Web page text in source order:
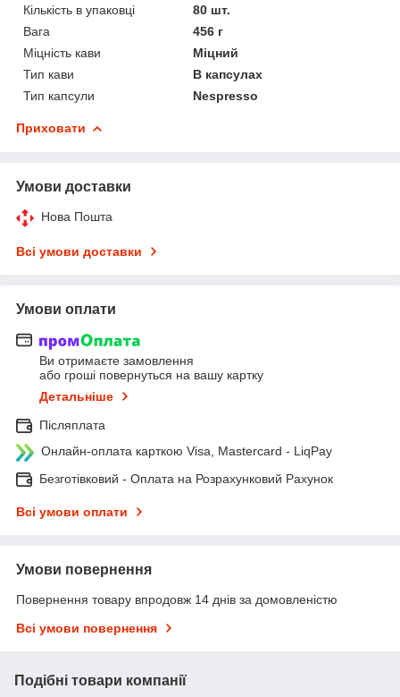
Кількість в упаковці
80 шт.
Вага
456 г
Міцність кави
Міцний
Тип кави
В капсулах
Тип капсули
Nespresso
Приховати
Умови доставки
Нова Пошта
Всі умови доставки
Умови оплати
Ви отримаєте замовлення
або гроші повернуться на вашу картку
Детальніше
Післяплата
Онлайн-оплата карткою Visa, Mastercard - LiqPay
Безготівковий - Оплата на Розрахунковий Рахунок
Всі умови оплати
Умови повернення
Повернення товару впродовж 14 днів за домовленістю
Всі умови повернення
Подібні товари компанії